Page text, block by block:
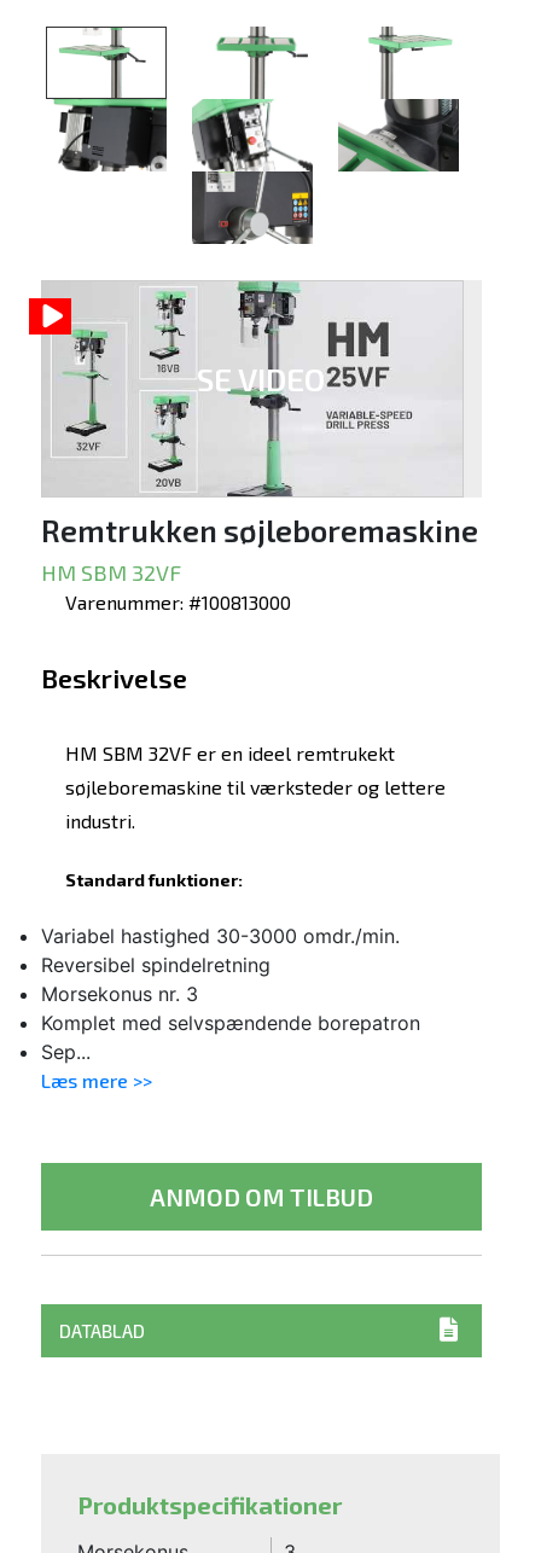
SE VIDEO
Remtrukken søjleboremaskine
HM SBM 32VF
Varenummer: #100813000
Beskrivelse
HM SBM 32VF er en ideel remtrukekt
søjleboremaskine til værksteder og lettere
industri.
Standard funktioner:
Variabel hastighed 30-3000 omdr./min.
Reversibel spindelretning
Morsekonus nr. 3
Komplet med selvspændende borepatron
Sep...
Læs mere >>
ANMOD OM TILBUD
DATABLAD
Produktspecifikationer